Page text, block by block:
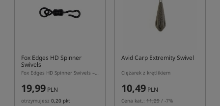
Fox Edges HD Spinner
Swivels
Fox Edges HD Spinner Swivels – mocne krętliki do Spinner Rig 10 szt.
19,99 PLN
otrzymujesz 0,20 pkt
Avid Carp Extremity Swivel
Ciężarek z krętlikiem
10,49 PLN
Cena kat.: 11,29 / -7%